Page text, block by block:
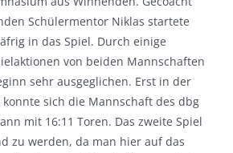
Schülermentor Niklas startete
in das Spiel. Durch einige
von beiden Mannschaften
sehr ausgeglichen. Erst in der
sich die Mannschaft des dbg
mit 16:11 Toren. Das zweite Spiel
zu werden, da man hier auf das